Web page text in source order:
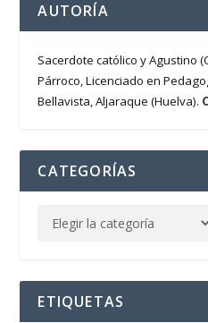
AUTORÍA
Sacerdote católico y Agustino
Párroco, Licenciado en
Bellavista, Aljaraque (Huelva).
CATEGORÍAS
ETIQUETAS